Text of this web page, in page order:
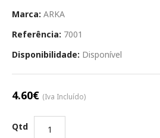
Marca: ARKA
Referência: 7001
Disponibilidade: Disponível
4.60€ (Iva Incluído)
Qtd